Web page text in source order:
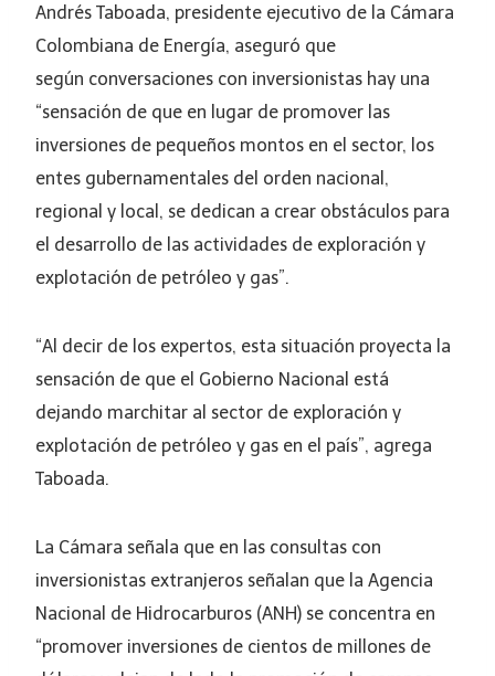
Andrés Taboada, presidente ejecutivo de la Cámara
Colombiana de Energía, aseguró que
según conversaciones con inversionistas hay una
“sensación de que en lugar de promover las
inversiones de pequeños montos en el sector, los
entes gubernamentales del orden nacional,
regional y local, se dedican a crear obstáculos para
el desarrollo de las actividades de exploración y
explotación de petróleo y gas”.
“Al decir de los expertos, esta situación proyecta la
sensación de que el Gobierno Nacional está
dejando marchitar al sector de exploración y
explotación de petróleo y gas en el país”, agrega
Taboada.
La Cámara señala que en las consultas con
inversionistas extranjeros señalan que la Agencia
Nacional de Hidrocarburos (ANH) se concentra en
“promover inversiones de cientos de millones de